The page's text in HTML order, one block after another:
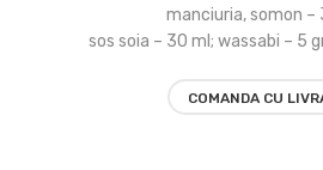
manciuria, somon –
sos soia – 30 ml; wassabi – 5
COMANDA CU